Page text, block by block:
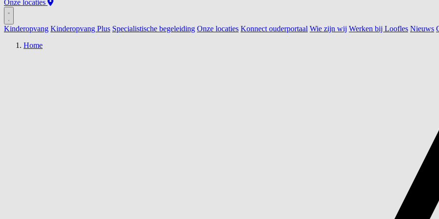
Onze locaties
Kinderopvang Kinderopvang Plus Specialistische begeleiding Onze locaties Konnect ouderportaal Wie zijn wij Werken bij Loofles Nieuws
Home